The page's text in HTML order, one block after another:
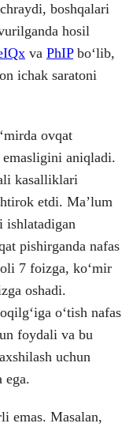
boshqalari
hosil
va PhIPboʻlib,
ichak saratoni
ovqat
aniqladi.
kasalliklari
etdi. Maʼlum
ishlatadigan
pishirganda nafas
7 foizga, koʻmir
oshadi.
oʻtish nafas
foydali va bu
uchun
ega.
emas. Masalan,